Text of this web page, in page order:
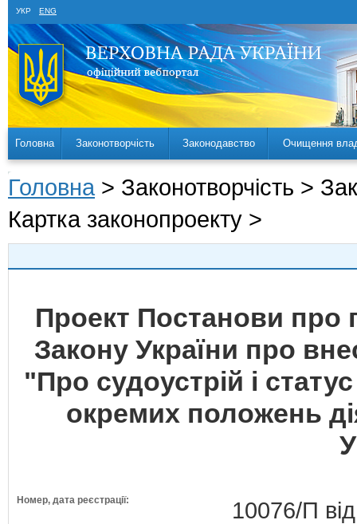
УКР ENG
Головна Законотворчість Законодавство Очищення
Головна > Законотворчість >
Картка законопроекту >
Проект Постанови про
Закону України про
"Про судоустрій і
окремих положень
Номер, дата реєстрації: 10076/П